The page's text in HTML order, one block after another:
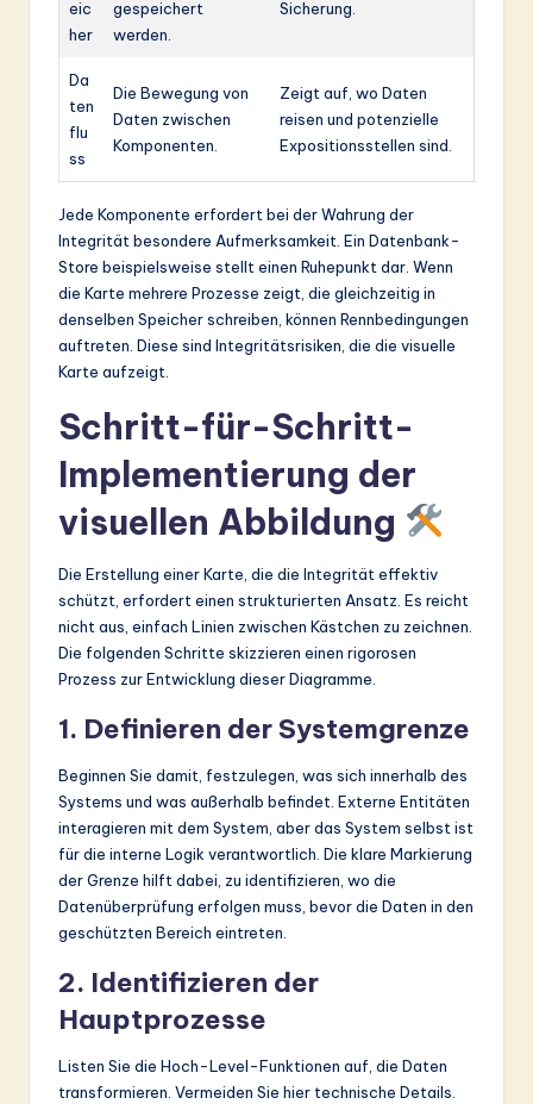
eic
her
gespeichert
werden.
Sicherung.
Da
ten
flu
ss
Die Bewegung von
Daten zwischen
Komponenten.
Zeigt auf, wo Daten
reisen und potenzielle
Expositionsstellen sind.
Jede Komponente erfordert bei der Wahrung der
Integrität besondere Aufmerksamkeit. Ein Datenbank-
Store beispielsweise stellt einen Ruhepunkt dar. Wenn
die Karte mehrere Prozesse zeigt, die gleichzeitig in
denselben Speicher schreiben, können Rennbedingungen
auftreten. Diese sind Integritätsrisiken, die die visuelle
Karte aufzeigt.
Schritt-für-Schritt-
Implementierung der
visuellen Abbildung
Die Erstellung einer Karte, die die Integrität effektiv
schützt, erfordert einen strukturierten Ansatz. Es reicht
nicht aus, einfach Linien zwischen Kästchen zu zeichnen.
Die folgenden Schritte skizzieren einen rigorosen
Prozess zur Entwicklung dieser Diagramme.
1. Definieren der Systemgrenze
Beginnen Sie damit, festzulegen, was sich innerhalb des
Systems und was außerhalb befindet. Externe Entitäten
interagieren mit dem System, aber das System selbst ist
für die interne Logik verantwortlich. Die klare Markierung
der Grenze hilft dabei, zu identifizieren, wo die
Datenüberprüfung erfolgen muss, bevor die Daten in den
geschützten Bereich eintreten.
2. Identifizieren der
Hauptprozesse
Listen Sie die Hoch-Level-Funktionen auf, die Daten
transformieren. Vermeiden Sie hier technische Details.